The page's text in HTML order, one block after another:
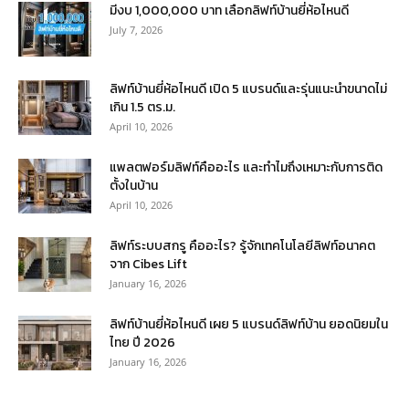
มีงบ 1,000,000 บาท เลือกลิฟท์บ้านยี่ห้อไหนดี
July 7, 2026
ลิฟท์บ้านยี่ห้อไหนดี เปิด 5 แบรนด์และรุ่นแนะนำขนาดไม่
เกิน 1.5 ตร.ม.
April 10, 2026
แพลตฟอร์มลิฟท์คืออะไร และทำไมถึงเหมาะกับการติด
ตั้งในบ้าน
April 10, 2026
ลิฟท์ระบบสกรู คืออะไร? รู้จักเทคโนโลยีลิฟท์อนาคต
จาก Cibes Lift
January 16, 2026
ลิฟท์บ้านยี่ห้อไหนดี เผย 5 แบรนด์ลิฟท์บ้าน ยอดนิยมใน
ไทย ปี 2026
January 16, 2026